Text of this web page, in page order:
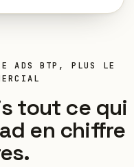
ADS BTP, PLUS LE
tout ce qui
en chiffre